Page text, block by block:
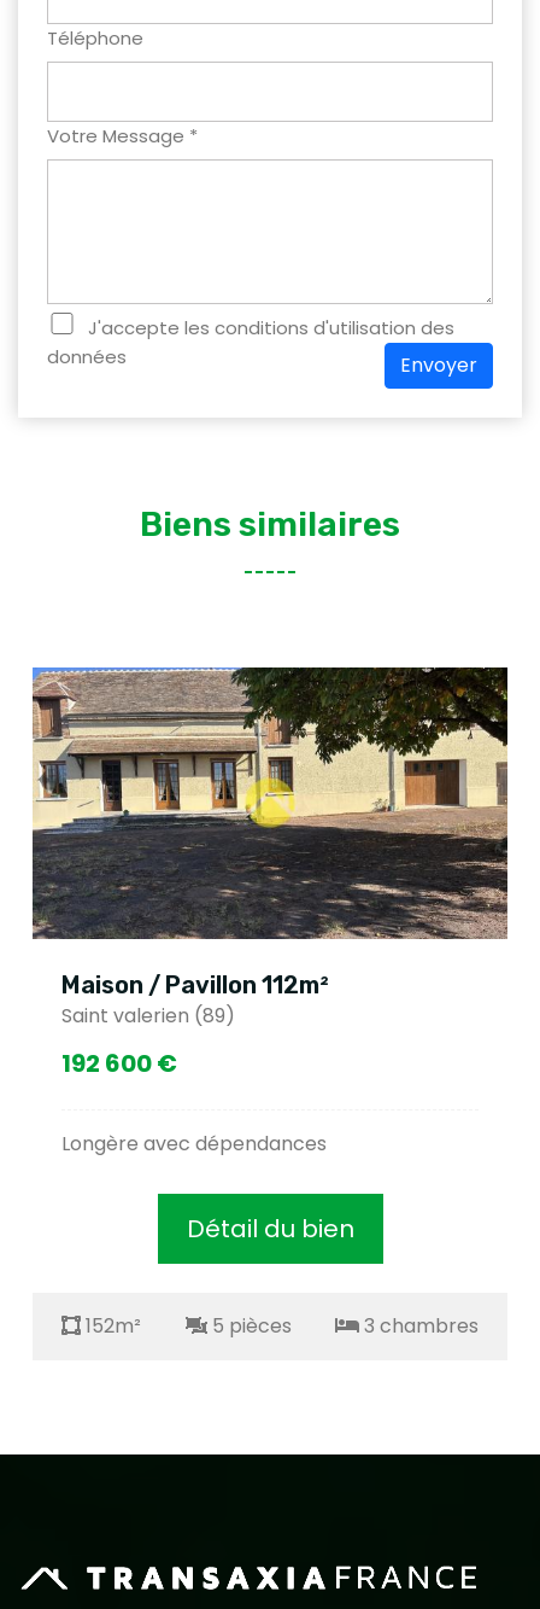
Téléphone
Votre Message *
J'accepte les conditions d'utilisation des
données
Envoyer
Biens similaires
Maison / Pavillon 112m²
Saint valerien (89)
192 600 €
Longère avec dépendances
Détail du bien
152m² 5 pièces 3 chambres